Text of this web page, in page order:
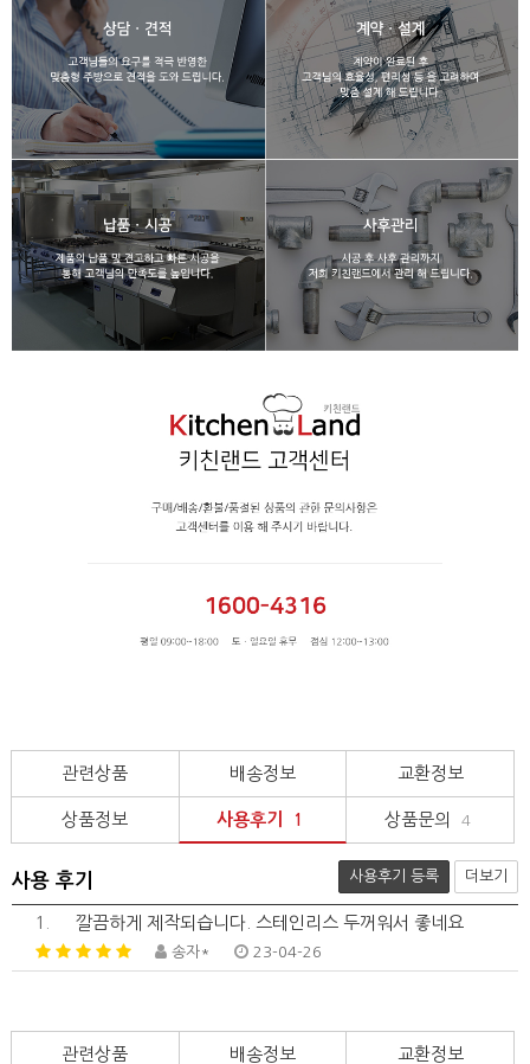
관련상품 배송정보 교환정보
상품정보 사용후기 1 상품문의 4
사용 후기 사용후기 등록 더보기
1. 깔끔하게 제작되습니다. 스테인리스 두꺼워서 좋네요
송자* 23-04-26
관련상품 배송정보 교환정보